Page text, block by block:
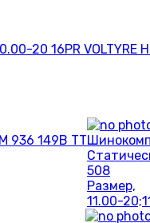
20 16PR VOLTYRE
936 149B TT
508
Размер,
11.00-